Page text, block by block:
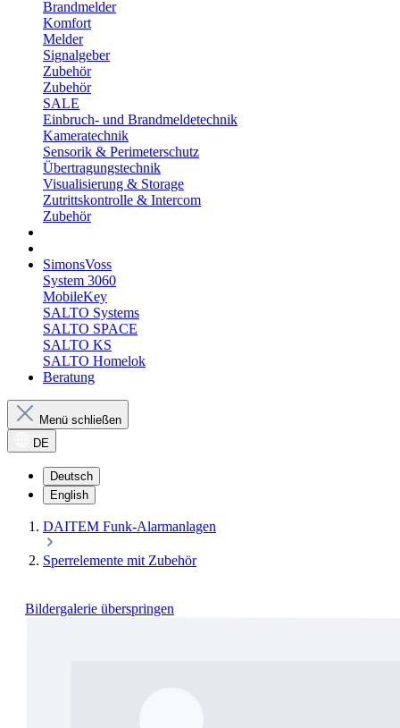
Brandmelder
Komfort
Melder
Signalgeber
Zubehör
Zubehör
SALE
Einbruch- und Brandmeldetechnik
Kameratechnik
Sensorik & Perimeterschutz
Übertragungstechnik
Visualisierung & Storage
Zutrittskontrolle & Intercom
Zubehör
SimonsVoss
System 3060
MobileKey
SALTO Systems
SALTO SPACE
SALTO KS
SALTO Homelok
Beratung
Menü schließen
DE
Deutsch
English
DAITEM Funk-Alarmanlagen
Sperrelemente mit Zubehör
Bildergalerie überspringen